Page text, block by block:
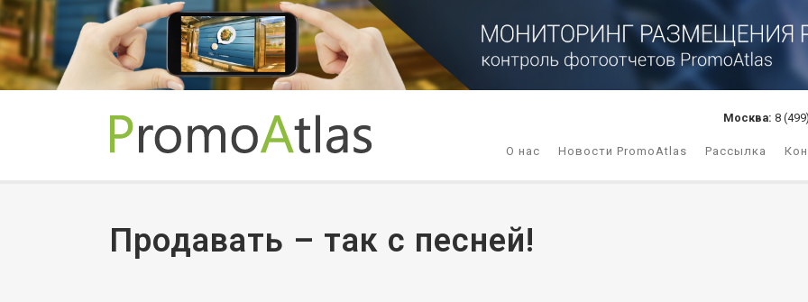
Москва: 8
О нас Новости PromoAtlas Рассылка
Продавать – так с песней!